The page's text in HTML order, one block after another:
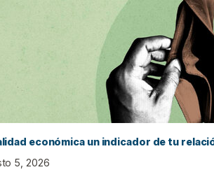
económica un indicador de tu
5, 2026